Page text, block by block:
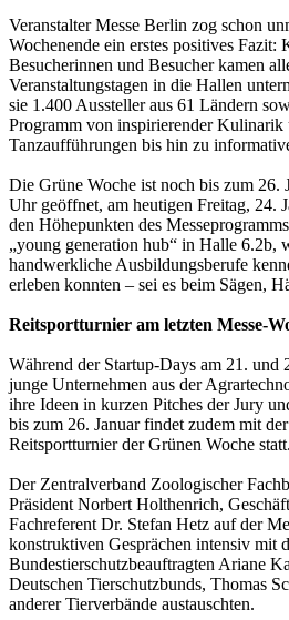
Veranstalter Messe Berlin zog schon
Wochenende ein erstes positives Fazit:
Besucherinnen und Besucher kamen
Veranstaltungstagen in die Hallen
sie 1.400 Aussteller aus 61 Ländern
Programm von inspirierender Kulinarik
Tanzaufführungen bis hin zu
Die Grüne Woche ist noch bis zum 26.
Uhr geöffnet, am heutigen Freitag, 24.
den Höhepunkten des
„young generation hub“ in Halle 6.2b,
handwerkliche Ausbildungsberufe
erleben konnten – sei es beim Sägen,
Reitsportturnier am letzten Messe-
Während der Startup-Days am 21. und
junge Unternehmen aus der
ihre Ideen in kurzen Pitches der Jury
bis zum 26. Januar findet zudem mit
Reitsportturnier der Grünen Woche statt.
Der Zentralverband Zoologischer
Präsident Norbert Holthenrich,
Fachreferent Dr. Stefan Hetz auf der
konstruktiven Gesprächen intensiv mit
Bundestierschutzbeauftragten Ariane
Deutschen Tierschutzbunds, Thomas
anderer Tierverbände austauschten.